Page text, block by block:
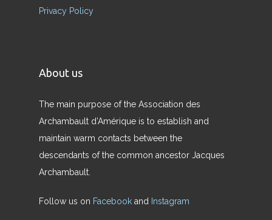
Privacy Policy
About us
The main purpose of the Association des
Archambault d’Amérique is to establish and
maintain warm contacts between the
descendants of the common ancestor Jacques
Archambault.
Follow us on Facebook and Instagram